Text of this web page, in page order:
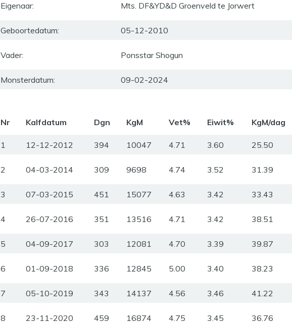
Eigenaar: Mts. DF&YD&D Groenveld te Jorwert
Geboortedatum: 05-12-2010
Vader: Ponsstar Shogun
Monsterdatum: 09-02-2024
Nr Kalfdatum Dgn KgM Vet% Eiwit% KgM/dag
1 12-12-2012 394 10047 4.71 3.60 25.50
2 04-03-2014 309 9698 4.74 3.52 31.39
3 07-03-2015 451 15077 4.63 3.42 33.43
4 26-07-2016 351 13516 4.71 3.42 38.51
5 04-09-2017 303 12081 4.70 3.39 39.87
6 01-09-2018 336 12845 5.00 3.40 38.23
7 05-10-2019 343 14137 4.56 3.46 41.22
8 23-11-2020 459 16874 4.75 3.45 36.76